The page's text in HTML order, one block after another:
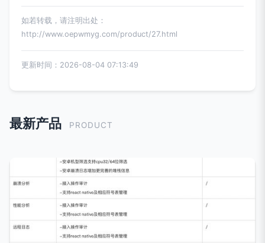
如若转载，请注明出处：
http://www.oepwmyg.com/product/27.html
更新时间：2026-08-04 07:13:49
最新产品 PRODUCT